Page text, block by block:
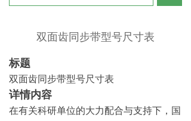
双面齿同步带型号尺寸表
标题
双面齿同步带型号尺寸表
详情内容
在有关科研单位的大力配合与支持下，国